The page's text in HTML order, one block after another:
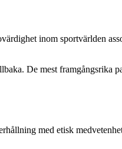
inom sportvärlden
De mest framgångsrika
med etisk